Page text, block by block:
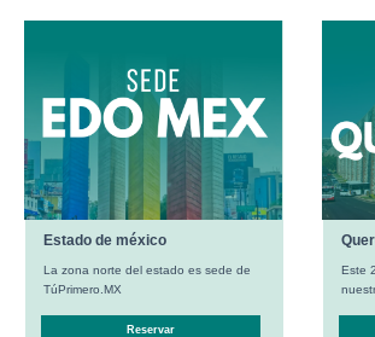
Estado de méxico
La zona norte del estado es sede de
TúPrimero.MX
Este
Reservar